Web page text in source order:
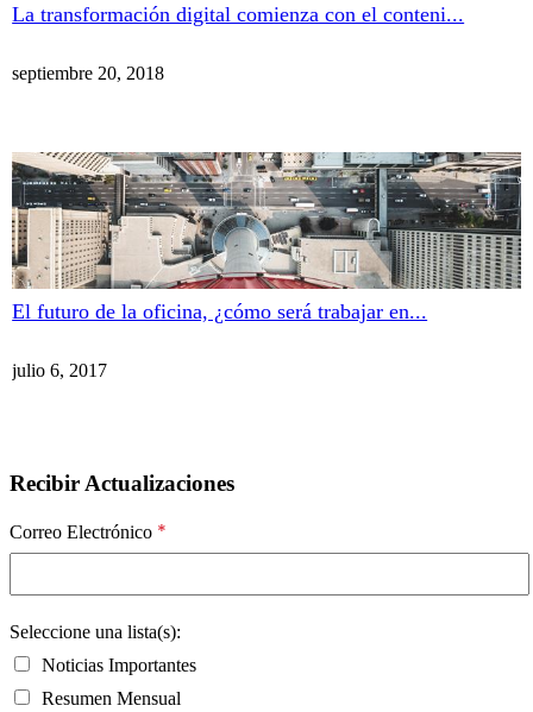
La transformación digital comienza con el conteni...
septiembre 20, 2018
El futuro de la oficina, ¿cómo será trabajar en...
julio 6, 2017
Recibir Actualizaciones
Correo Electrónico *
Seleccione una lista(s):
Noticias Importantes
Resumen Mensual